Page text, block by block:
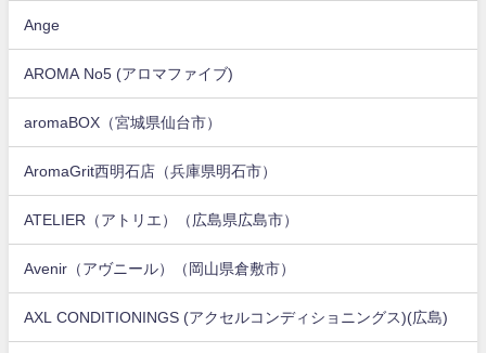
Ange
AROMA No5 (アロマファイブ)
aromaBOX（宮城県仙台市）
AromaGrit西明石店（兵庫県明石市）
ATELIER（アトリエ）（広島県広島市）
Avenir（アヴニール）（岡山県倉敷市）
AXL CONDITIONINGS (アクセルコンディショニングス)(広島)